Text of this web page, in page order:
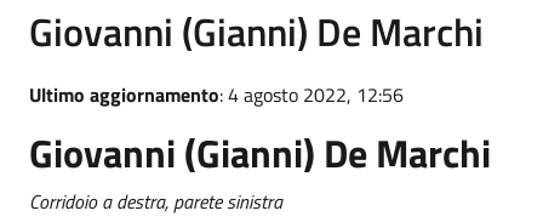
Giovanni (Gianni) De Marchi
Ultimo aggiornamento: 4 agosto 2022, 12:56
Giovanni (Gianni) De Marchi
Corridoio a destra, parete sinistra